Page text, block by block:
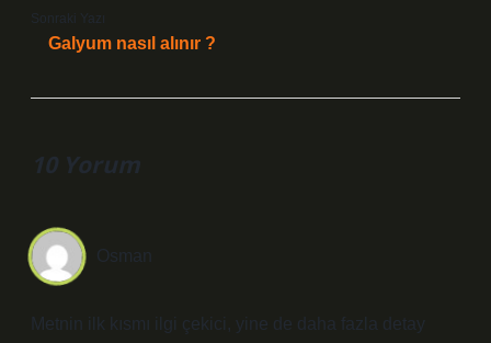
Sonraki Yazı
Galyum nasıl alınır ?
10 Yorum
Osman
Metnin ilk kısmı ilgi çekici, yine de daha fazla detay